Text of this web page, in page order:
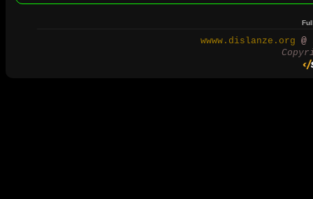
wwww.dislanze.org